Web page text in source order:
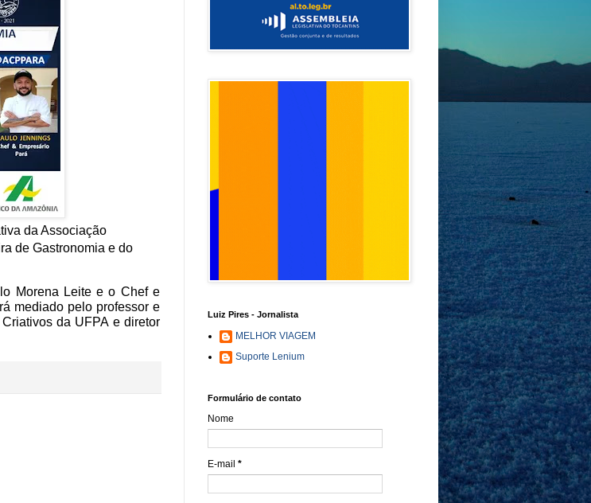
da Associação
de Gastronomia e do
Morena Leite e o Chef e
mediado pelo professor e
da UFPA e diretor
Luiz Pires - Jornalista
MELHOR VIAGEM
Suporte Lenium
Formulário de contato
Nome
E-mail *